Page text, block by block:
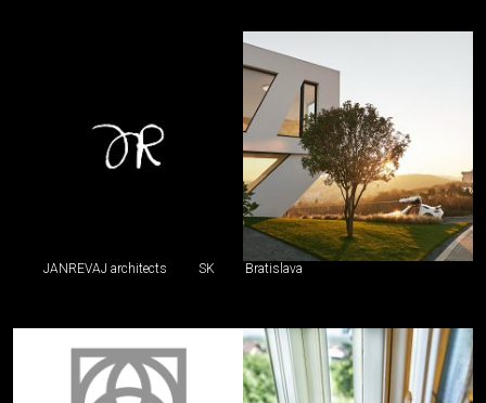
JANREVAJ architects SK Bratislava